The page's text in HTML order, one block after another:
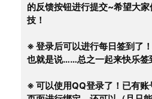
的反馈按钮进行提交~希望大
技！
※ 登录后可以进行每日签到了
也就是说……总之一起来快乐签
※ 可以使用QQ登录了！已有